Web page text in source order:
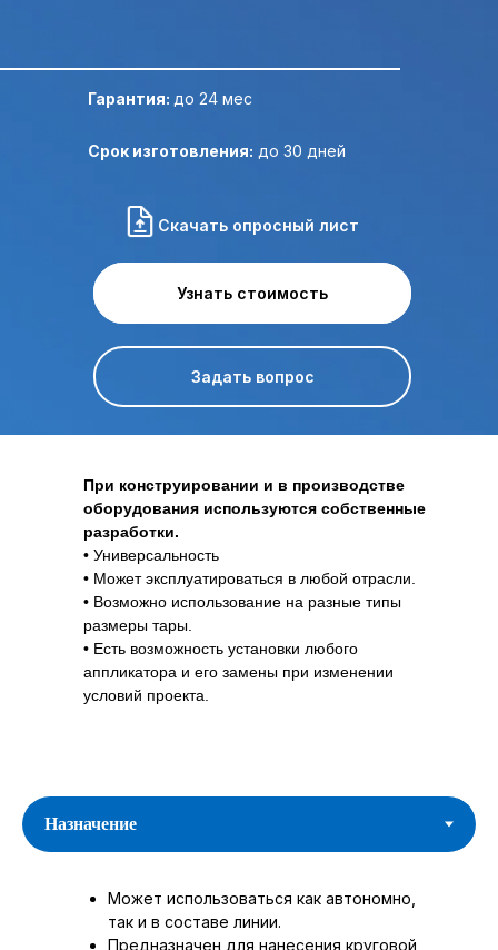
Скачать опросный лист
Срок изготовления: до 30 дней
Гарантия: до 24 мес
Задать вопрос
Узнать стоимость
Узнать стоимость
При конструировании и в производстве
оборудования используются собственные
разработки.
• Универсальность
• Может эксплуатироваться в любой отрасли.
• Возможно использование на разные типы
размеры тары.
• Есть возможность установки любого
аппликатора и его замены при изменении
условий проекта.
Может использоваться как автономно,
так и в составе линии.
Предназначен для нанесения круговой